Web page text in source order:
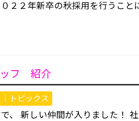
０２２年新卒の秋採用を行うこ
ッフ 紹介
トピックス
、 新しい仲間が入りました！